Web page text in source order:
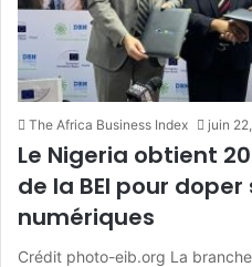
The Africa Business Index juin
Le Nigeria obtient
de la BEI pour doper
numériques
Crédit photo-eib.org La